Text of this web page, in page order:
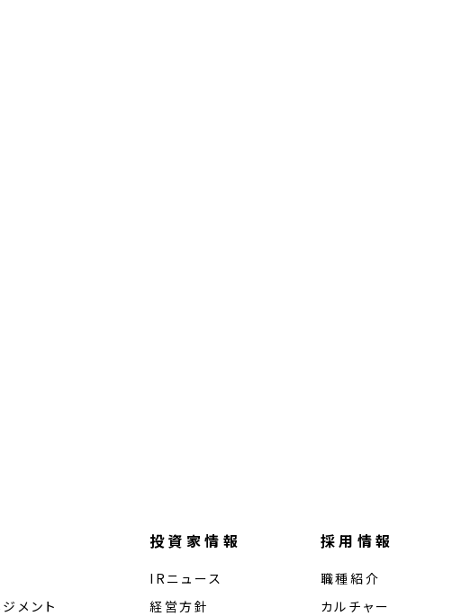
メント
投資家情報
IRニュース
経営⽅針
採用情報
職種紹介
カルチャー